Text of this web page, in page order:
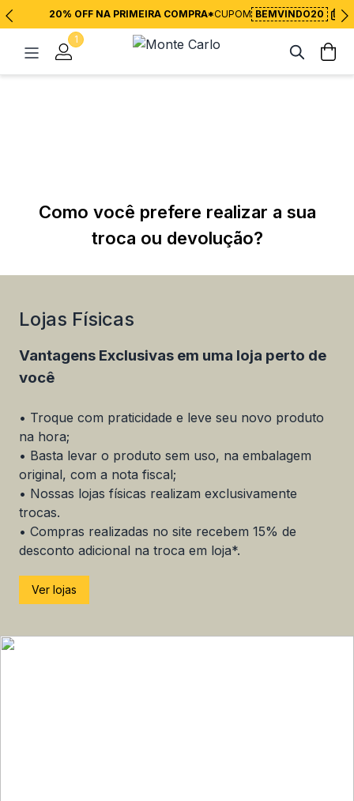
20% OFF NA PRIMEIRA COMPRA*CUPOM BEMVINDO20
1
Como você prefere realizar a sua
troca ou devolução?
Lojas Físicas
Vantagens Exclusivas em uma loja perto de
você
• Troque com praticidade e leve seu novo produto
na hora;
• Basta levar o produto sem uso, na embalagem
original, com a nota fiscal;
• Nossas lojas físicas realizam exclusivamente
trocas.
• Compras realizadas no site recebem 15% de
desconto adicional na troca em loja*.
Ver lojas